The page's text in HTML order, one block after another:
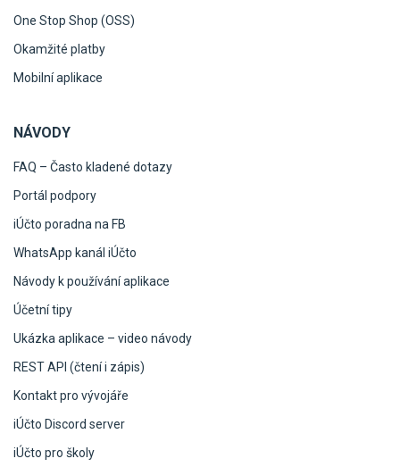
One Stop Shop (OSS)
Okamžité platby
Mobilní aplikace
NÁVODY
FAQ – Často kladené dotazy
Portál podpory
iÚčto poradna na FB
WhatsApp kanál iÚčto
Návody k používání aplikace
Účetní tipy
Ukázka aplikace – video návody
REST API (čtení i zápis)
Kontakt pro vývojáře
iÚčto Discord server
iÚčto pro školy